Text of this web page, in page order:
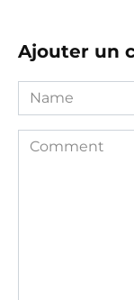
Ajouter un
Name
Comment